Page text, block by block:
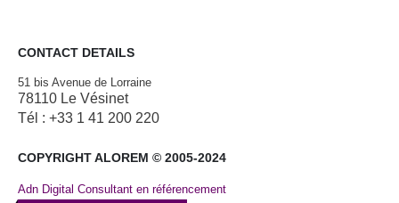
CONTACT DETAILS
51 bis Avenue de Lorraine
78110 Le Vésinet
Tél : +33 1 41 200 220
COPYRIGHT ALOREM © 2005-2024
Adn Digital Consultant en référencement